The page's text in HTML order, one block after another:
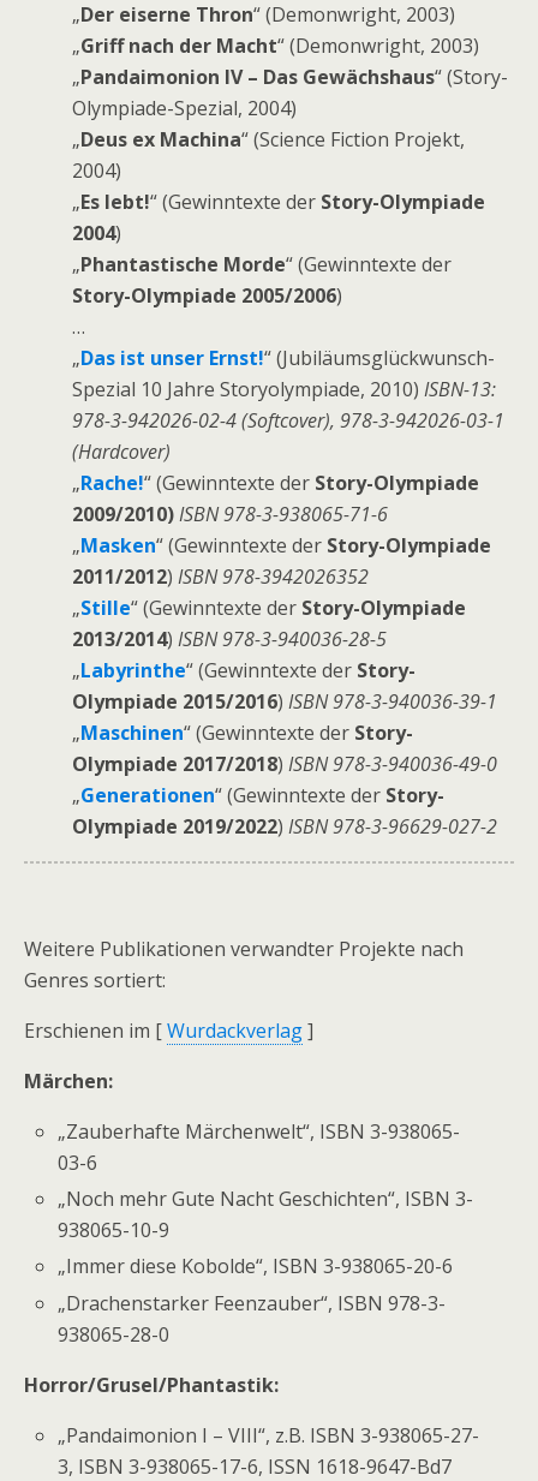
„Der eiserne Thron“ (Demonwright, 2003)
„Griff nach der Macht“ (Demonwright, 2003)
„Pandaimonion IV – Das Gewächshaus“ (Story-
Olympiade-Spezial, 2004)
„Deus ex Machina“ (Science Fiction Projekt,
2004)
„Es lebt!“ (Gewinntexte der Story-Olympiade
2004)
„Phantastische Morde“ (Gewinntexte der
Story-Olympiade 2005/2006)
…
„Das ist unser Ernst!“ (Jubiläumsglückwunsch-
Spezial 10 Jahre Storyolympiade, 2010) ISBN-13:
978-3-942026-02-4 (Softcover), 978-3-942026-03-1
(Hardcover)
„Rache!“ (Gewinntexte der Story-Olympiade
2009/2010)ISBN 978-3-938065-71-6
„Masken“ (Gewinntexte der Story-Olympiade
2011/2012) ISBN 978-3942026352
„Stille“ (Gewinntexte der Story-Olympiade
2013/2014) ISBN 978-3-940036-28-5
„Labyrinthe“ (Gewinntexte der Story-
Olympiade 2015/2016) ISBN 978-3-940036-39-1
„Maschinen“ (Gewinntexte der Story-
Olympiade 2017/2018) ISBN 978-3-940036-49-0
„Generationen“ (Gewinntexte der Story-
Olympiade 2019/2022) ISBN 978-3-96629-027-2
Weitere Publikationen verwandter Projekte nach
Genres sortiert:
Erschienen im [Wurdackverlag]
Märchen:
„Zauberhafte Märchenwelt“, ISBN 3-938065-
03-6
„Noch mehr Gute Nacht Geschichten“, ISBN 3-
938065-10-9
„Immer diese Kobolde“, ISBN 3-938065-20-6
„Drachenstarker Feenzauber“, ISBN 978-3-
938065-28-0
Horror/Grusel/Phantastik:
„Pandaimonion I – VIII“, z.B. ISBN 3-938065-27-
3, ISBN 3-938065-17-6, ISSN 1618-9647-Bd7